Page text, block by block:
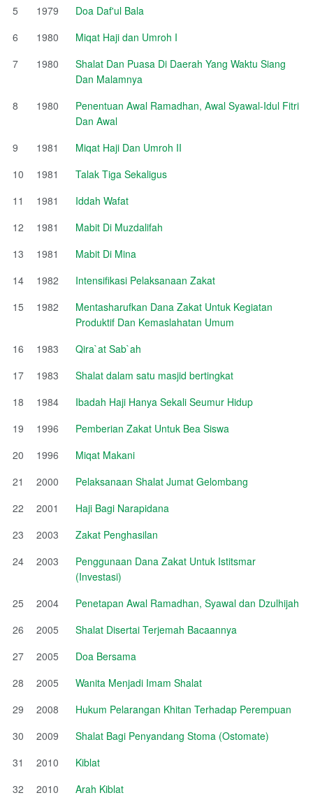
5
1979
Doa Daf'ul Bala
6
1980
Miqat Haji dan Umroh I
7
1980
Shalat Dan Puasa Di Daerah Yang Waktu Siang
Dan Malamnya
8
1980
Penentuan Awal Ramadhan, Awal Syawal-Idul Fitri
Dan Awal
9
1981
Miqat Haji Dan Umroh II
10
1981
Talak Tiga Sekaligus
11
1981
Iddah Wafat
12
1981
Mabit Di Muzdalifah
13
1981
Mabit Di Mina
14
1982
Intensifikasi Pelaksanaan Zakat
15
1982
Mentasharufkan Dana Zakat Untuk Kegiatan
Produktif Dan Kemaslahatan Umum
16
1983
Qira`at Sab`ah
17
1983
Shalat dalam satu masjid bertingkat
18
1984
Ibadah Haji Hanya Sekali Seumur Hidup
19
1996
Pemberian Zakat Untuk Bea Siswa
20
1996
Miqat Makani
21
2000
Pelaksanaan Shalat Jumat Gelombang
22
2001
Haji Bagi Narapidana
23
2003
Zakat Penghasilan
24
2003
Penggunaan Dana Zakat Untuk Istitsmar
(Investasi)
25
2004
Penetapan Awal Ramadhan, Syawal dan Dzulhijah
26
2005
Shalat Disertai Terjemah Bacaannya
27
2005
Doa Bersama
28
2005
Wanita Menjadi Imam Shalat
29
2008
Hukum Pelarangan Khitan Terhadap Perempuan
30
2009
Shalat Bagi Penyandang Stoma (Ostomate)
31
2010
Kiblat
32
2010 Arah Kiblat